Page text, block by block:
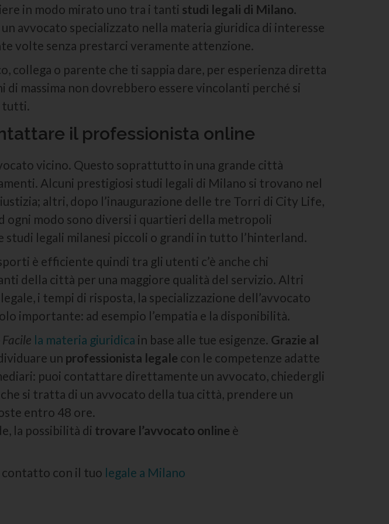
in modo mirato uno tra i tanti studi legali di Milano.
avvocato specializzato nella materia giuridica di interesse
volte senza prestarci veramente attenzione.
collega o parente che ti sappia dare, per esperienza diretta
di massima non dovrebbero essere vincolanti perché si
tutti.
il professionista online
vicino. Questo soprattutto in una grande città
Alcuni prestigiosi studi legali di Milano si trovano nel
altri, dopo l’inaugurazione delle tre Torri di City Life,
ogni modo sono diversi i quartieri della metropoli
legali milanesi piccoli o grandi in tutto l’hinterland.
è efficiente quindi tra gli utenti c’è anche chi
della città per una maggiore qualità del servizio. Altri
i tempi di risposta, la specializzazione dell’avvocato
importante: ad esempio l’empatia e la disponibilità.
la materia giuridica in base alle tue esigenze. Grazie al
un professionista legale con le competenze adatte
puoi contattare direttamente un avvocato, chiedergli
si tratta di un avvocato della tua città, prendere un
entro 48 ore.
la possibilità di trovare l’avvocato online è
contatto con il tuo legale a Milano